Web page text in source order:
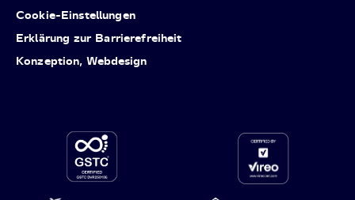
Cookie-Einstellungen
Erklärung zur Barrierefreiheit
Konzeption, Webdesign